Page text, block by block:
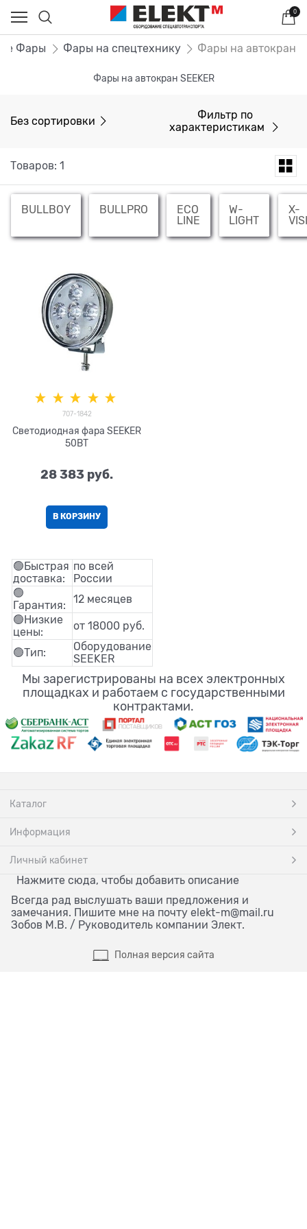
0
Фары Фары на спецтехнику Фары на автокран
Фары на автокран SEEKER
Без сортировки
Фильтр по
характеристикам
Товаров: 1
BULLBOY BULLPRO
ECO
LINE
W-
LIGHT
X-
707-1842
Светодиодная фара SEEKER
50ВТ
28 383 руб.
В КОРЗИНУ
🟢Быстрая
доставка:
по всей
России
🟢
Гарантия:
12 месяцев
🟢Низкие
цены:
от 18000 руб.
🟢Тип:
Оборудование
SEEKER
Мы зарегистрированы на всех электронных
площадках и работаем с государственными
контрактами.
Каталог
Информация
Личный кабинет
Нажмите сюда, чтобы добавить описание
Всегда рад выслушать ваши предложения и
замечания. Пишите мне на почту elekt-m@mail.ru
Зобов М.В. / Руководитель компании Элект.
Полная версия сайта